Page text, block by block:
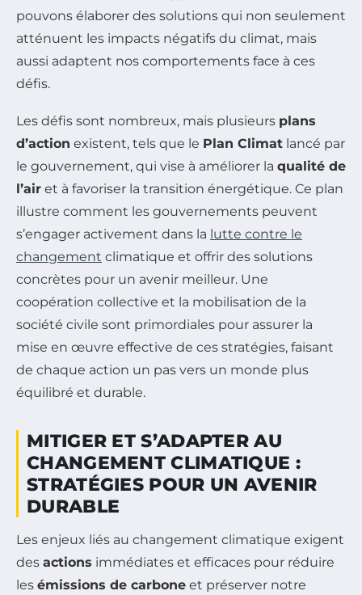
pouvons élaborer des solutions qui non seulement
atténuent les impacts négatifs du climat, mais
aussi adaptent nos comportements face à ces
défis.
Les défis sont nombreux, mais plusieurs plans
d’action existent, tels que le Plan Climat lancé par
le gouvernement, qui vise à améliorer la qualité de
l’air et à favoriser la transition énergétique. Ce plan
illustre comment les gouvernements peuvent
s’engager activement dans la lutte contre le
changement climatique et offrir des solutions
concrètes pour un avenir meilleur. Une
coopération collective et la mobilisation de la
société civile sont primordiales pour assurer la
mise en œuvre effective de ces stratégies, faisant
de chaque action un pas vers un monde plus
équilibré et durable.
MITIGER ET S’ADAPTER AU
CHANGEMENT CLIMATIQUE :
STRATÉGIES POUR UN AVENIR
DURABLE
Les enjeux liés au changement climatique exigent
des actions immédiates et efficaces pour réduire
les émissions de carbone et préserver notre